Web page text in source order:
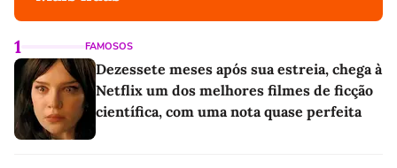
1 FAMOSOS
Dezessete meses após sua estreia, chega à
Netflix um dos melhores filmes de ficção
científica, com uma nota quase perfeita